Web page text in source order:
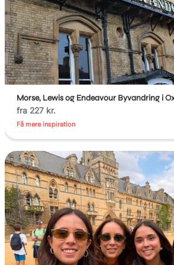
Morse, Lewis og Endeavour Byvandring i
fra 227 kr.
Få mere inspiration